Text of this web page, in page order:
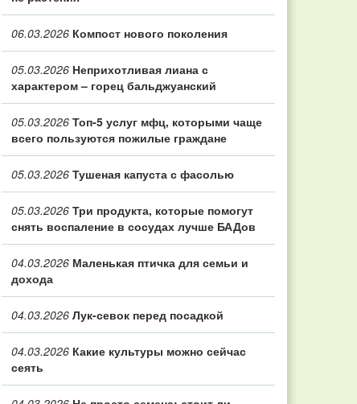
06.03.2026 Компост нового поколения
05.03.2026 Неприхотливая лиана с
характером – горец бальджуанский
05.03.2026 Топ‑5 услуг мфц, которыми чаще
всего пользуются пожилые граждане
05.03.2026 Тушеная капуста с фасолью
05.03.2026 Три продукта, которые помогут
снять воспаление в сосудах лучше БАДов
04.03.2026 Маленькая птичка для семьи и
дохода
04.03.2026 Лук-севок перед посадкой
04.03.2026 Какие культуры можно сейчас
сеять